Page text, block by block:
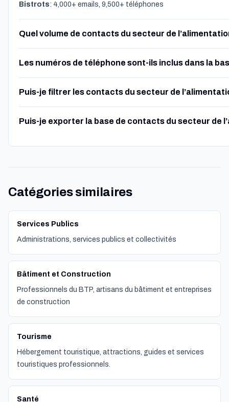
Bistrots: 4,000+ emails, 9,500+ téléphones
Quel volume de contacts du secteur de
Les numéros de téléphone sont-ils inclus dans la
Puis-je filtrer les contacts du secteur de
Puis-je exporter la base de contacts du secteur de
Catégories similaires
Services Publics
Administrations, services publics et collectivités
Bâtiment et Construction
Professionnels du BTP, artisans du bâtiment et entreprises
de construction
Tourisme
Hébergement touristique, attractions, guides et services
touristiques professionnels.
Santé